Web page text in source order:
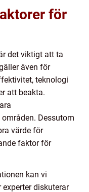
för
det viktigt att ta
även för
teknologi
att beakta.
Dessutom
värde för
faktor för
kan vi
diskuterar